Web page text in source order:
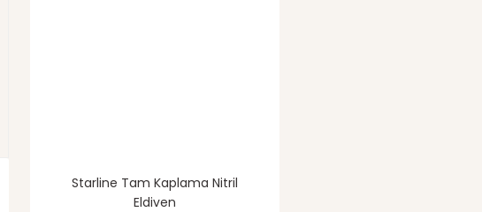
Starline Tam Kaplama Nitril
Eldiven